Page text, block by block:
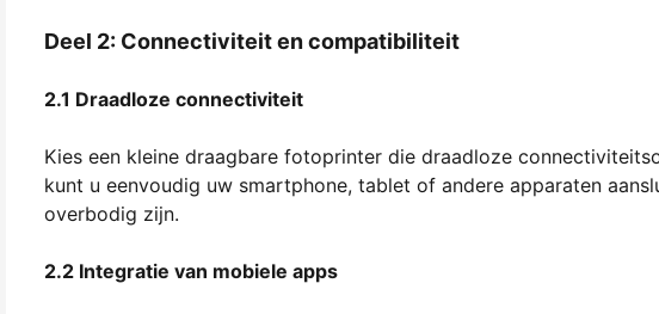
Deel 2: Connectiviteit en compatibiliteit
2.1 Draadloze connectiviteit
Kies een kleine draagbare fotoprinter die draadloze
kunt u eenvoudig uw smartphone, tablet of andere apparaten
overbodig zijn.
2.2 Integratie van mobiele apps